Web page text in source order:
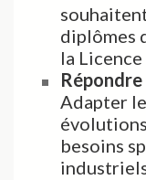
diplômes
la
Adapter
besoins